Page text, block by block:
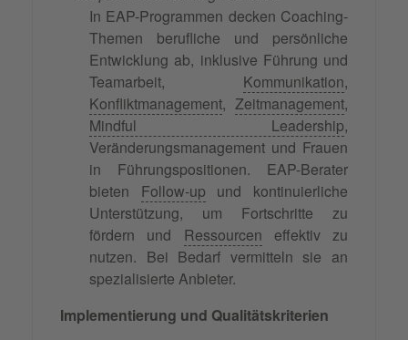
In EAP-Programmen decken Coaching-
Themen berufliche und persönliche
Entwicklung ab, inklusive Führung und
Teamarbeit, Kommunikation,
Konfliktmanagement, Zeitmanagement,
Mindful Leadership,
Veränderungsmanagement und Frauen
in Führungspositionen. EAP-Berater
bieten Follow-up und kontinuierliche
Unterstützung, um Fortschritte zu
fördern und Ressourcen effektiv zu
nutzen. Bei Bedarf vermitteln sie an
spezialisierte Anbieter.
Implementierung und Qualitätskriterien